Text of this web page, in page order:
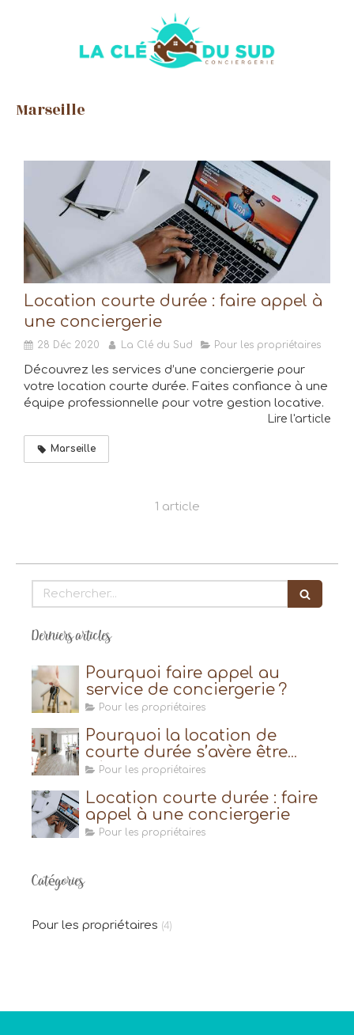
Marseille
Location courte durée : faire appel à
une conciergerie
28 Déc 2020 La Clé du Sud Pour les propriétaires
Découvrez les services d’une conciergerie pour
votre location courte durée. Faites confiance à une
équipe professionnelle pour votre gestion locative.
Lire l'article
Marseille
1 article
Rechercher
Derniers articles
Pourquoi faire appel au
service de conciergerie ?
Pour les propriétaires
Pourquoi la location de
courte durée s’avère être
très avantageuse ?
Pour les propriétaires
Location courte durée : faire
appel à une conciergerie
Pour les propriétaires
Catégories
Pour les propriétaires (4)